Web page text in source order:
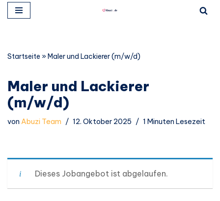
springen
Startseite »Maler und Lackierer (m/w/d)
Maler und Lackierer
(m/w/d)
vonAbuzi Team 12. Oktober 2025 1 Minuten Lesezeit
Dieses Jobangebot ist abgelaufen.